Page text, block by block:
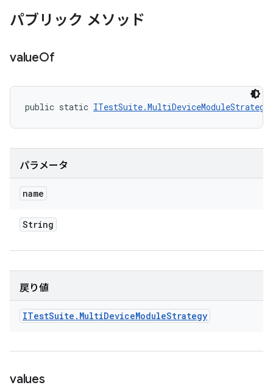
パブリック メソッド
valueOf
public static ITestSuite.MultiDeviceModuleStrategy
パラメータ
name
String
戻り値
ITestSuite . MultiDeviceModuleStrategy
values